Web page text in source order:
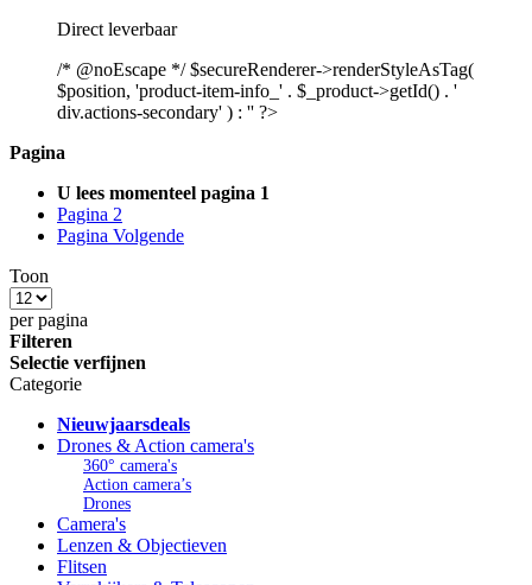
Direct leverbaar
/* @noEscape */ $secureRenderer->renderStyleAsTag(
$position, 'product-item-info_' . $_product->getId() . '
div.actions-secondary' ) : '' ?>
Pagina
U lees momenteel pagina 1
Pagina 2
Pagina Volgende
Toon
per pagina
Filteren
Selectie verfijnen
Categorie
Nieuwjaarsdeals
Camera's
Lenzen & Objectieven
Flitsen
Drones & Action camera's
360° camera's
Action camera’s
Drones